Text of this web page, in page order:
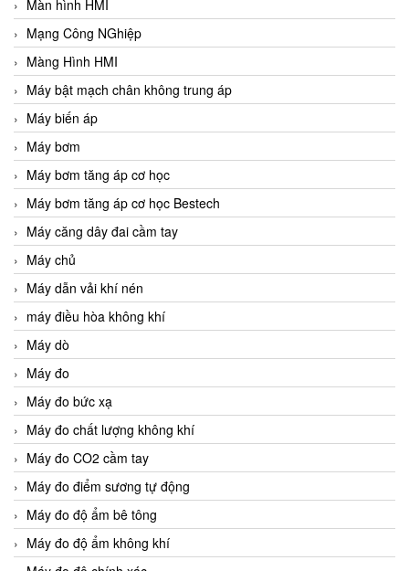
Màn hình HMI
Mạng Công NGhiệp
Màng Hình HMI
Máy bật mạch chân không trung áp
Máy biến áp
Máy bơm
Máy bơm tăng áp cơ học
Máy bơm tăng áp cơ học Bestech
Máy căng dây đai cầm tay
Máy chủ
Máy dẫn vải khí nén
máy điều hòa không khí
Máy dò
Máy đo
Máy đo bức xạ
Máy đo chất lượng không khí
Máy đo CO2 cầm tay
Máy đo điểm sương tự động
Máy đo độ ẩm bê tông
Máy đo độ ẩm không khí